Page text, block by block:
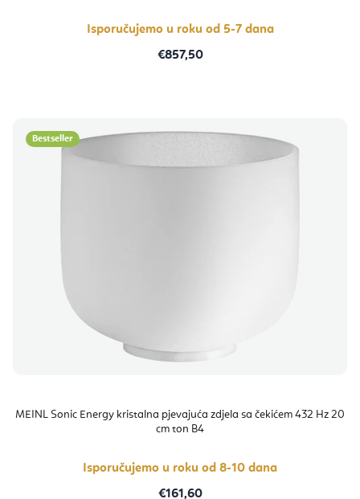
zvjezdica.
Isporučujemo u roku od 5-7 dana
€857,50
Bestseller
MEINL Sonic Energy kristalna pjevajuća zdjela sa čekićem 432 Hz 20
cm ton B4
Isporučujemo u roku od 8-10 dana
€161,60